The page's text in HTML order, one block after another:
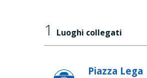
1 Luoghi collegati
Piazza Lega